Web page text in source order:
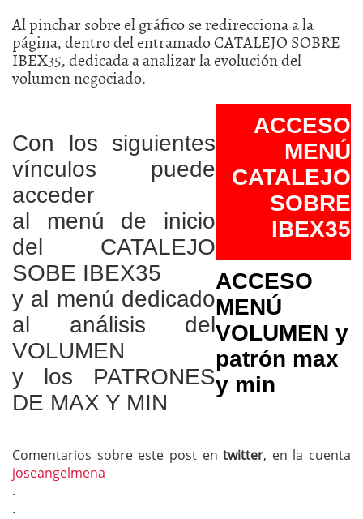
Al pinchar sobre el gráfico se redirecciona a la
página, dentro del entramado CATALEJO SOBRE
IBEX35, dedicada a analizar la evolución del
volumen negociado.
Con los siguientes
vínculos puede
acceder
al menú de inicio
del CATALEJO
SOBE IBEX35
y al menú dedicado
al análisis del
VOLUMEN
y los PATRONES
DE MAX Y MIN
ACCESO
MENÚ
CATALEJO
SOBRE
IBEX35
ACCESO
MENÚ
VOLUMEN y
patrón max
y min
Comentarios sobre este post entwitter, en la cuenta
joseangelmena
.
.